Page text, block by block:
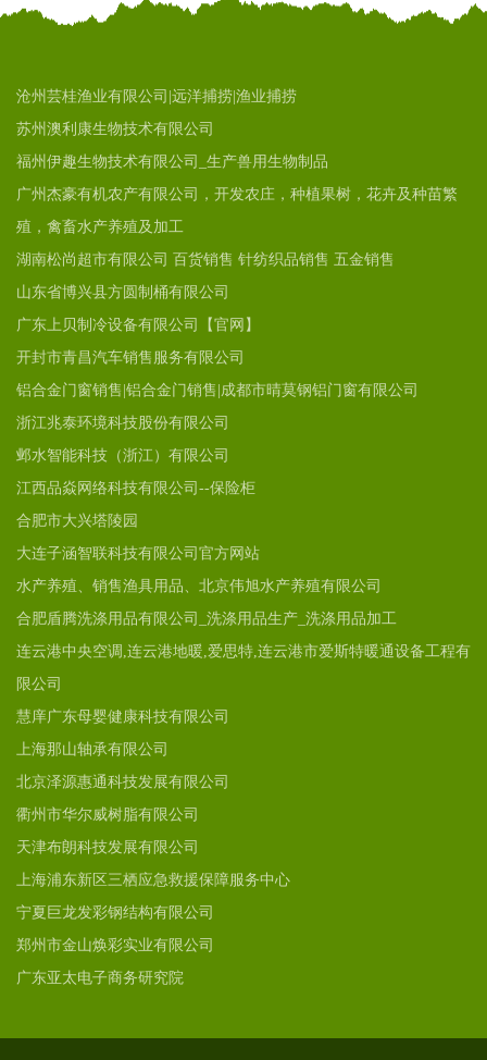
沧州芸桂渔业有限公司|远洋捕捞|渔业捕捞
苏州澳利康生物技术有限公司
福州伊趣生物技术有限公司_生产兽用生物制品
广州杰豪有机农产有限公司，开发农庄，种植果树，花卉及种苗繁
殖，禽畜水产养殖及加工
湖南松尚超市有限公司 百货销售 针纺织品销售 五金销售
山东省博兴县方圆制桶有限公司
广东上贝制冷设备有限公司【官网】
开封市青昌汽车销售服务有限公司
铝合金门窗销售|铝合金门销售|成都市晴莫钢铝门窗有限公司
浙江兆泰环境科技股份有限公司
邺水智能科技（浙江）有限公司
江西品焱网络科技有限公司--保险柜
合肥市大兴塔陵园
大连子涵智联科技有限公司官方网站
水产养殖、销售渔具用品、北京伟旭水产养殖有限公司
合肥盾腾洗涤用品有限公司_洗涤用品生产_洗涤用品加工
连云港中央空调,连云港地暖,爱思特,连云港市爱斯特暖通设备工程有
限公司
慧庠广东母婴健康科技有限公司
上海那山轴承有限公司
北京泽源惠通科技发展有限公司
衢州市华尔威树脂有限公司
天津布朗科技发展有限公司
上海浦东新区三栖应急救援保障服务中心
宁夏巨龙发彩钢结构有限公司
郑州市金山焕彩实业有限公司
广东亚太电子商务研究院